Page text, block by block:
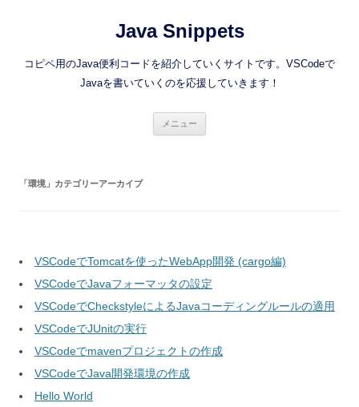
へ
Java Snippets
コピペ用のJava便利コードを紹介していくサイトです。VSCodeで
Javaを書いていくのを応援していきます！
メニュー
「環境 」カテゴリーアーカイブ
VSCodeでTomcatを使ったWebApp開発 (cargo編)
VSCodeでJavaフォーマッタの設定
VSCodeでCheckstyleによるJavaコーディングルールの適用
VSCodeでJUnitの実行
VSCodeでmavenプロジェクトの作成
VSCodeでJava開発環境の作成
Hello World